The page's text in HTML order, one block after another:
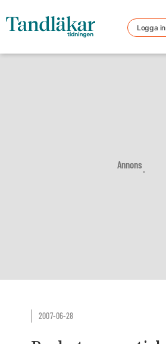
Logga in
Annons
2007-06-28